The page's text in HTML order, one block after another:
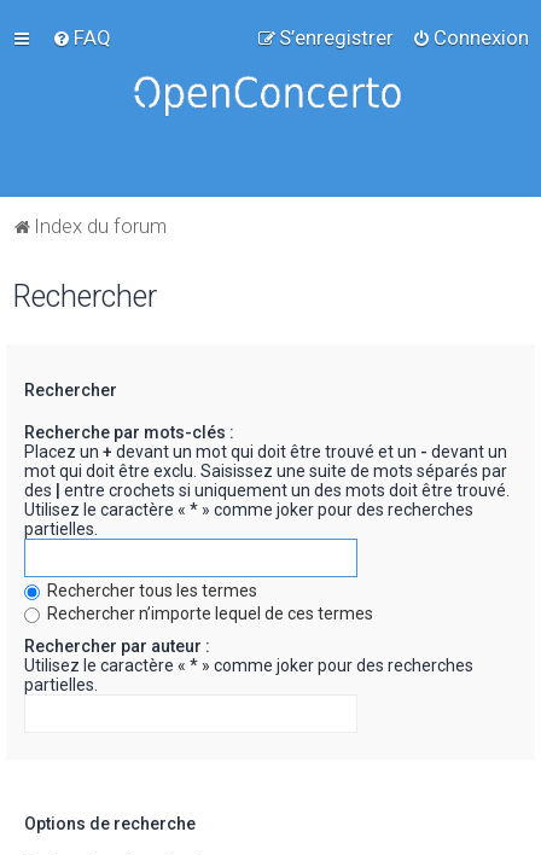
FAQ Connexion
S’enregistrer
Index du forum
Rechercher
Rechercher
Recherche par mots-clés :
Placez un + devant un mot qui doit être trouvé et un - devant un
mot qui doit être exclu. Saisissez une suite de mots séparés par
des
entre crochets si uniquement un des mots doit être trouvé.
Utilisez le caractère « * » comme joker pour des recherches
partielles.
Rechercher tous les termes
Rechercher n’importe lequel de ces termes
Rechercher par auteur :
Utilisez le caractère « * » comme joker pour des recherches
partielles.
Options de recherche